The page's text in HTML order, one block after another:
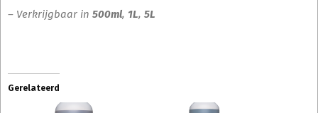
– Verkrijgbaar in 500ml, 1L, 5L
Gerelateerd